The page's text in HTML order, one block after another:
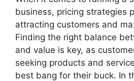
business, pricing strategies
attracting customers and
Finding the right balance
and value is key, as
seeking products and
best bang for their buck. In